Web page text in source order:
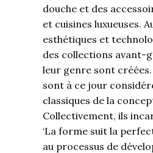
douche et des
et cuisines luxueuses.
esthétiques et
des collections avant-
leur genre sont
sont à ce jour
classiques de la
Collectivement, ils
‘La forme suit la
au processus de